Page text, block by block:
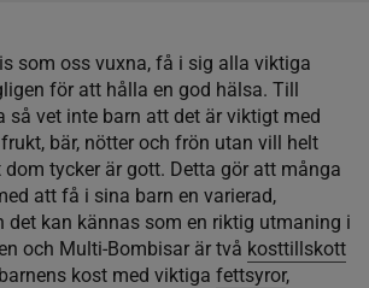
som oss vuxna, få i sig alla viktiga
för att hålla en god hälsa. Till
så vet inte barn att det är viktigt med
bär, nötter och frön utan vill helt
tycker är gott. Detta gör att många
att få i sina barn en varierad,
det kan kännas som en riktig utmaning i
och Multi-Bombisar är två kosttillskott
kost med viktiga fettsyror,